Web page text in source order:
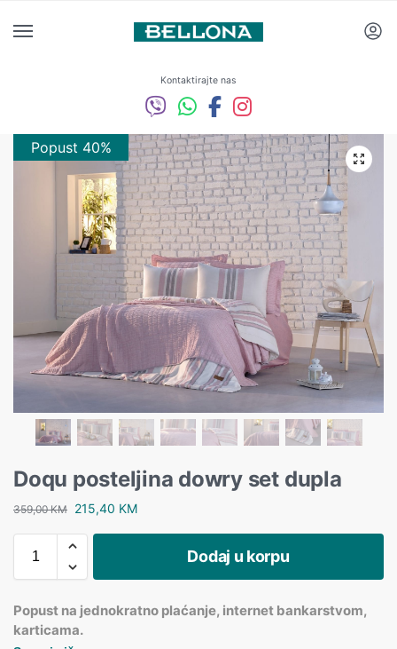
Kontaktirajte nas
Popust 40%
Doqu posteljina dowry set dupla
359,00KM 215,40 KM
Dodaj u korpu
Popust na jednokratno plaćanje, internet bankarstvom,
karticama.